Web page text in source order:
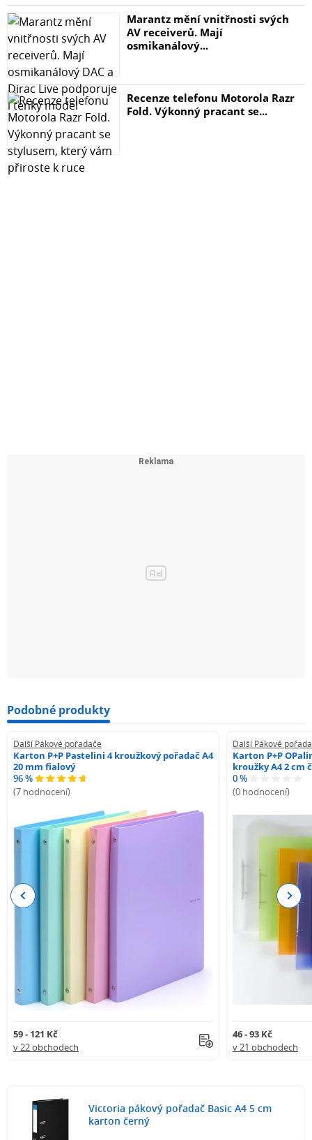
Marantz mění vnitřnosti svých
AV receiverů. Mají
osmikanálový...
Recenze telefonu Motorola Razr
Fold. Výkonný pracant se...
Podobné produkty
Další Pákové pořadače
Karton P+P Pastelini 4 kroužkový pořadač A4
20 mm fialový
96 %
(7 hodnocení)
59 - 121 Kč
v 22 obchodech
Další Pákové
Karton P+P
kroužky A4 2 cm
0 %
(0 hodnocení)
46 - 93 Kč
v 21 obchodech
Previous Next
Victoria pákový pořadač Basic A4 5 cm
karton černý